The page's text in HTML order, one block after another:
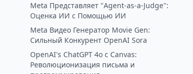
Meta Представляет "Agent-as-a-Judge":
Оценка ИИ с Помощью ИИ
Meta Видео Генератор Movie Gen:
Сильный Конкурент OpenAI Sora
OpenAI's ChatGPT 4o с Canvas:
Революционизация письма и